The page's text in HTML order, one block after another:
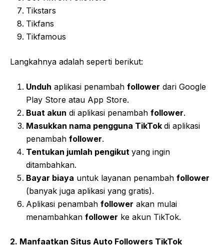
Tikstars
Tikfans
Tikfamous
Langkahnya adalah seperti berikut:
Unduh aplikasi penambah follower dari Google
Play Store atau App Store.
Buat akun di aplikasi penambah follower.
Masukkan nama pengguna TikTok di aplikasi
penambah follower.
Tentukan jumlah pengikut yang ingin
ditambahkan.
Bayar biaya untuk layanan penambah follower
(banyak juga aplikasi yang gratis).
Aplikasi penambah follower akan mulai
menambahkan follower ke akun TikTok.
2. Manfaatkan Situs Auto Followers TikTok